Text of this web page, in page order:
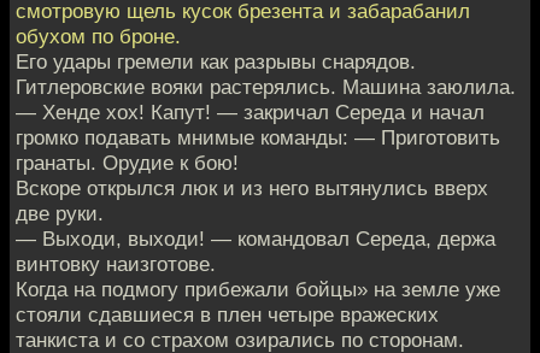
смотровую щель кусок брезента и забарабанил
обухом по броне.
Его удары гремели как разрывы снарядов.
Гитлеровские вояки растерялись. Машина заюлила.
— Хенде хох! Капут! — закричал Середа и начал
громко подавать мнимые команды: — Приготовить
гранаты. Орудие к бою!
Вскоре открылся люк и из него вытянулись вверх
две руки.
— Выходи, выходи! — командовал Середа, держа
винтовку наизготове.
Когда на подмогу прибежали бойцы» на земле уже
стояли сдавшиеся в плен четыре вражеских
танкиста и со страхом озирались по сторонам.